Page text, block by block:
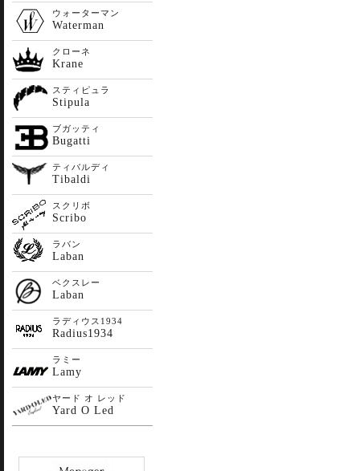
ウォーターマン
Waterman
クローネ
Krane
スティピュラ
Stipula
ブガッティ
Bugatti
ティバルディ
Tibaldi
スクリボ
Scribo
ラバン
Laban
ベクスレー
Laban
ラディウス1934
Radius1934
ラミー
Lamy
ヤード オ レッド
Yard O Led